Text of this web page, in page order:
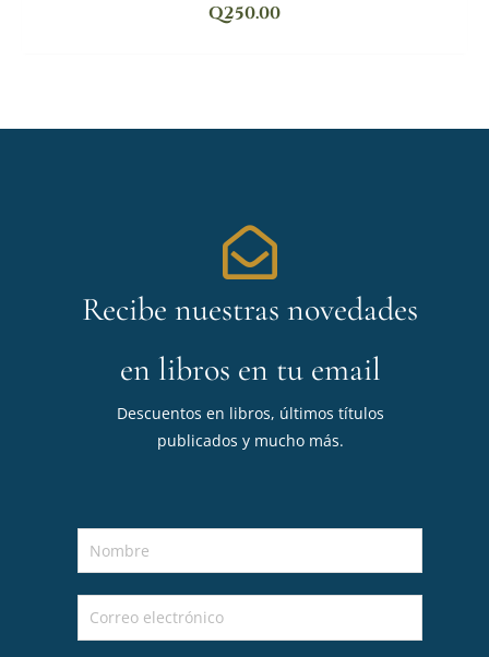
Q250.00
Recibe nuestras novedades
en libros en tu email
Descuentos en libros, últimos títulos
publicados y mucho más.
o
m
o